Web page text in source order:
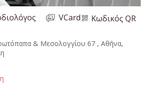
Κωδικός QR
VCard
& Μεσολογγίου 67 , Αθήνα,